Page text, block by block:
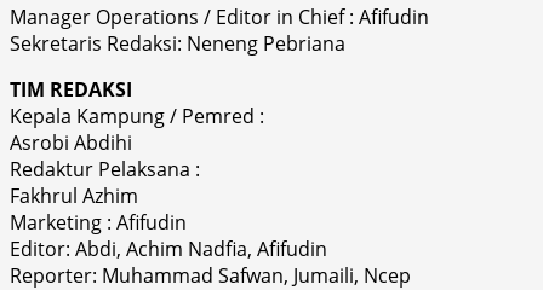
Manager Operations / Editor in Chief : Afifudin
Sekretaris Redaksi: Neneng Pebriana
TIM REDAKSI
Kepala Kampung / Pemred :
Asrobi Abdihi
Redaktur Pelaksana :
Fakhrul Azhim
Marketing : Afifudin
Editor: Abdi, Achim Nadfia, Afifudin
Reporter: Muhammad Safwan, Jumaili, Ncep